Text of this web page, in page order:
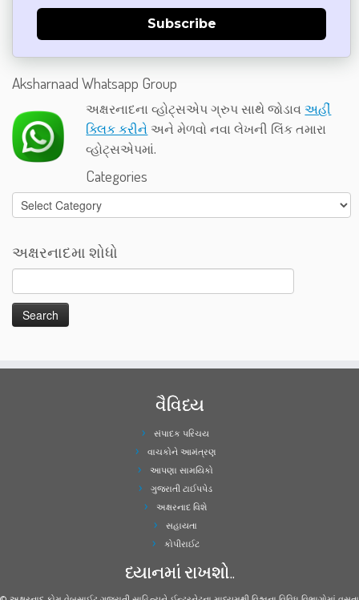
Subscribe
Aksharnaad Whatsapp Group
અક્ષરનાદના વ્હોટ્સએપ ગ્રુપ સાથે જોડાવઅહીં
ક્લિક કરીને અને મેળવો નવા લેખની લિંક તમારા
વ્હોટ્સએપમાં.
Categories
Categories
અક્ષરનાદમા શોધો
વૈવિધ્ય
સંપાદક પરિચય
વાચકોને આમંત્રણ
આપણા સામયિકો
ગુજરાતી ટાઈપપેડ
અક્ષરનાદ વિશે
સહાયતા
કોપીરાઈટ
ધ્યાનમાં રાખશો..